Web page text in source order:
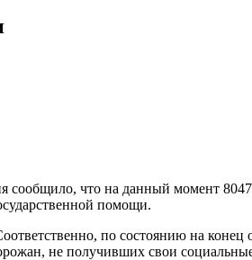
сообщило, что на данный момент
помощи.
по состоянию на конец
не получивших свои